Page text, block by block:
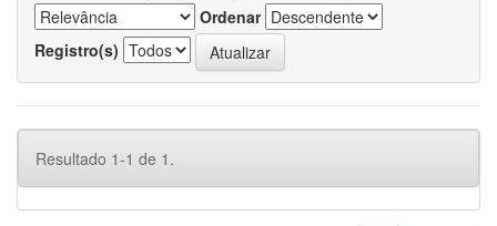
Ordenar
Registro(s)
Resultado 1-1 de 1.